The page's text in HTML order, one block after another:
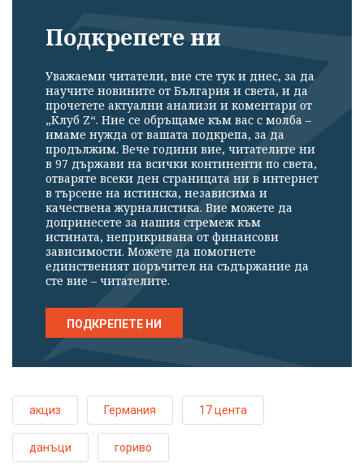
Подкрепете ни
Уважаеми читатели, вие сте тук и днес, за да
научите новините от България и света, и да
прочетете актуални анализи и коментари от
„Клуб Z“. Ние се обръщаме към вас с молба –
имаме нужда от вашата подкрепа, за да
продължим. Вече години вие, читателите ни
в 97 държави на всички континенти по света,
отваряте всеки ден страницата ни в интернет
в търсене на истинска, независима и
качествена журналистика. Вие можете да
допринесете за нашия стремеж към
истината, неприкривана от финансови
зависимости. Можете да помогнете
единственият поръчител на съдържание да
сте вие – читателите.
ПОДКРЕПЕТЕ НИ
акциз Германия 17 цента
данъци гориво